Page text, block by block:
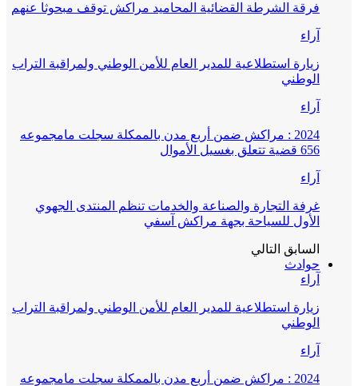
فرقة الشرطة القضائية المحاميد مراكش توقف مبحوثا عنهم
آراء
زيارة استطلاعية للمدير العام للأمن الوطني ولمراقبة التراب
الوطني
آراء
2024 : مراكش ضمن أربع مدن بالممكلة سجلت مامجموعه
656 قضية تتعلق بغسيل الأموال
آراء
غرفة التجارة والصناعة والخدمات تنظم المنتدى الجهوي
الأول للسياحة بجهة مراكش آسفي
السابق التالي
حوادث
آراء
زيارة استطلاعية للمدير العام للأمن الوطني ولمراقبة التراب
الوطني
آراء
2024 : مراكش ضمن أربع مدن بالممكلة سجلت مامجموعه